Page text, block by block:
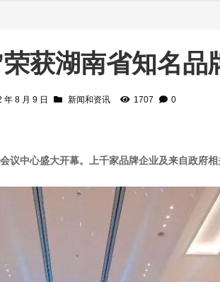
获湖南省知名品
年 8 月 9 日 新闻和资讯 1707 0
中心盛大开幕。上千家品牌企业及来自政府